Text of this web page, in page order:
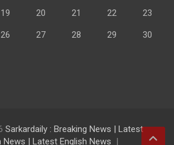
19 20 21 22 23
26 27 28 29 30
Sarkardaily : Breaking News | Latest
News | Latest English News